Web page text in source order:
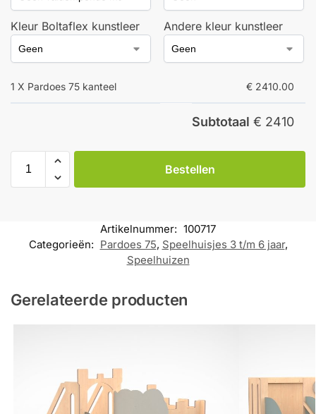
Kleur Boltaflex kunstleer Andere kleur kunstleer
1 X Pardoes 75 kanteel € 2410.00
Subtotaal € 2410
Bestellen
Artikelnummer: 100717
Categorieën: Pardoes 75, Speelhuisjes 3 t/m 6 jaar,
Speelhuizen
Gerelateerde producten